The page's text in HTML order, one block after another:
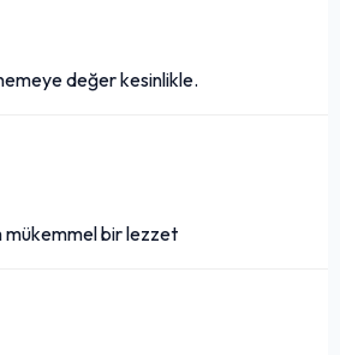
değer kesinlikle.
mükemmel bir lezzet